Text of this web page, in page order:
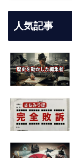
人気記事